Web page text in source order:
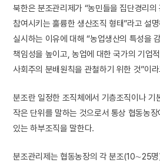
북한은 분조관리제가 “농민들을 집단경리의
참여시키는 훌륭한 생산조직 형태”라고 설
실시하는 이유에 대해 “농업생산의 특성을
책임성을 높이고, 농업에 대한 국가의 기업
사회주의 분배원칙을 관철하기 위한 것”이
분조란 일정한 조직체에서 기층조직이나 기
작은 단위를 말하는 것으로서 통상 협동농
있는 하부조직을 말한다.
분조관리제는 협동농장의 각 분조(10∼25